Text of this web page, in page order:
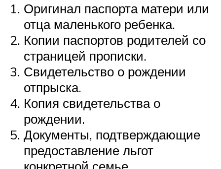
Оригинал паспорта матери или
отца маленького ребенка.
Копии паспортов родителей со
страницей прописки.
Свидетельство о рождении
отпрыска.
Копия свидетельства о
рождении.
Документы, подтверждающие
предоставление льгот